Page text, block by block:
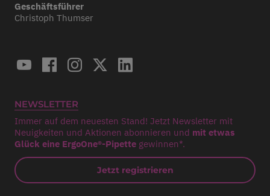
Geschäftsführer
Christoph Thumser
NEWSLETTER
Immer auf dem neuesten Stand! Jetzt Newsletter mit
Neuigkeiten und Aktionen abonnieren und mit etwas
Glück eine ErgoOne®-Pipette gewinnen*.
Jetzt registrieren